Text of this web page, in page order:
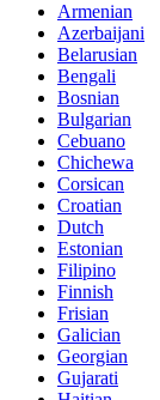
Armenian
Azerbaijani
Belarusian
Bengali
Bosnian
Bulgarian
Cebuano
Chichewa
Corsican
Croatian
Dutch
Estonian
Filipino
Finnish
Frisian
Galician
Georgian
Gujarati